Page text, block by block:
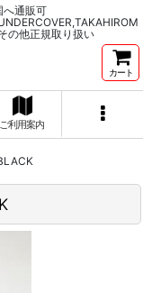
へ通販可
の他正規取り扱い
カート
ご利用案内